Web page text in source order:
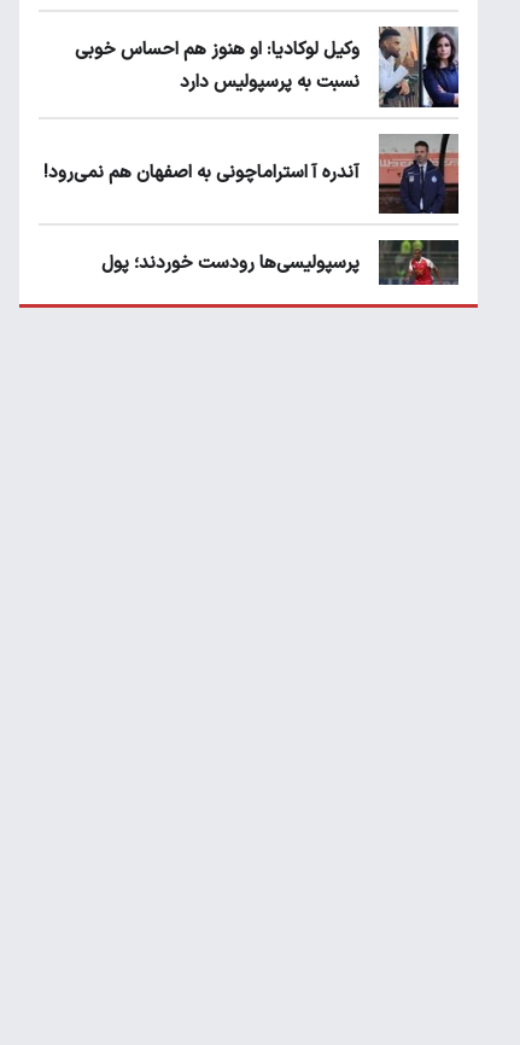
وکیل لوکادیا: او هنوز هم احساس خوبی
نسبت به پرسپولیس دارد
آندره آ استراماچونی به اصفهان هم نمی‌رود!
پرسپولیسی‌ها رودست خوردند؛ پول